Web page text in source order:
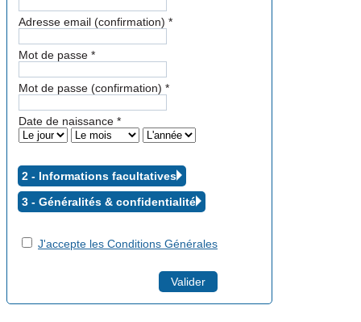
Adresse email (confirmation) *
Mot de passe *
Mot de passe (confirmation) *
Date de naissance *
2 - Informations facultatives
3 - Généralités & confidentialité
J'accepte les Conditions Générales